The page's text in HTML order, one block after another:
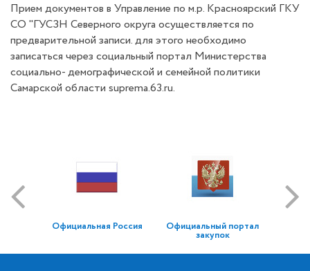
Прием документов в Управление по м.р. Красноярский ГКУ
СО "ГУСЗН Северного округа осуществляется по
предварительной записи. для этого необходимо
записаться через социальный портал Министерства
социально- демографической и семейной политики
Самарской области suprema.63.ru.
Официальная Россия Официальный портал
закупок